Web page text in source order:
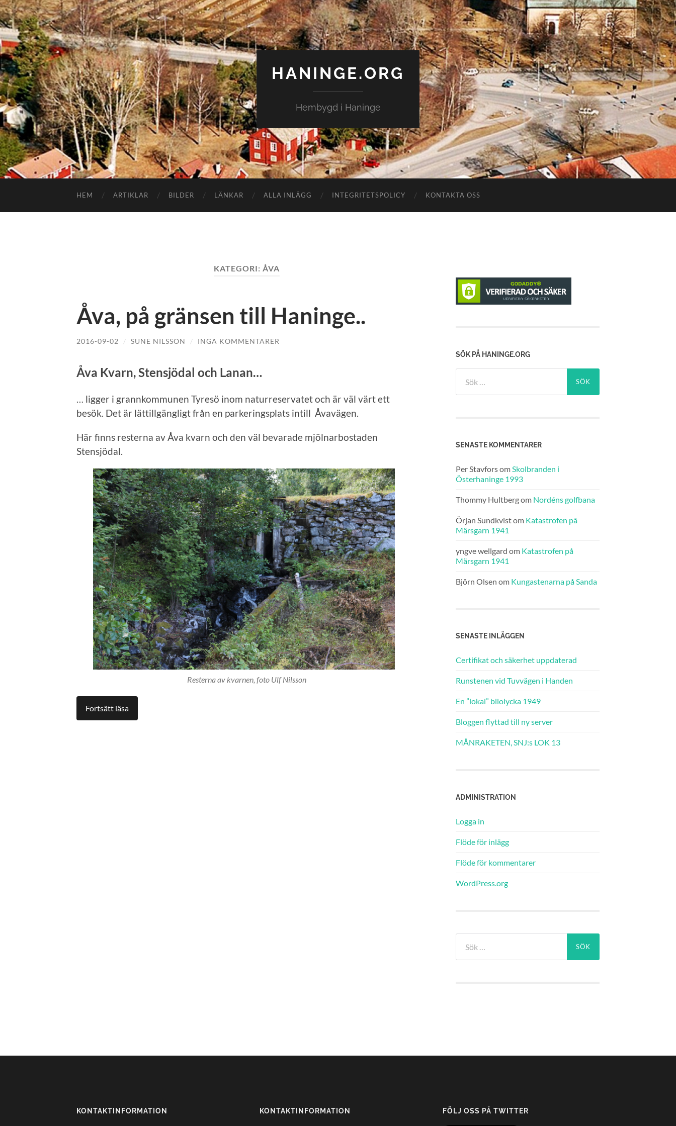
HANINGE.ORG
Hembygd i Haninge
HEM ARTIKLAR BILDER LÄNKAR ALLA INLÄGG INTEGRITETSPOLICY KONTAKTA OSS
KATEGORI: ÅVA
Åva, på gränsen till Haninge..
2016-09-02 / SUNE NILSSON / INGA KOMMENTARER
Åva Kvarn, Stensjödal och Lanan…
… ligger i grannkommunen Tyresö inom naturreservatet och är väl värt ett
besök. Det är lättillgängligt från en parkeringsplats intill Åvavägen.
Här finns resterna av Åva kvarn och den väl bevarade mjölnarbostaden
Stensjödal.
Resterna av kvarnen, foto Ulf Nilsson
Fortsätt läsa
SÖK PÅ HANINGE.ORG
efter:
SENASTE KOMMENTARER
Per Stavforsom Skolbranden i
Österhaninge 1993
Thommy Hultbergom Nordéns golfbana
Örjan Sundkvistom Katastrofen på
Märsgarn 1941
yngve wellgard om Katastrofen på
Märsgarn 1941
Björn Olsen om Kungastenarna på Sanda
SENASTE INLÄGGEN
Certifikat och säkerhet uppdaterad
Runstenen vid Tuvvägen i Handen
En ”lokal” bilolycka 1949
Bloggen flyttad till ny server
MÅNRAKETEN, SNJ:s LOK 13
ADMINISTRATION
Logga in
Flöde för inlägg
Flöde för kommentarer
WordPress.org
efter:
KONTAKTINFORMATION KONTAKTINFORMATION FÖLJ OSS PÅ TWITTER